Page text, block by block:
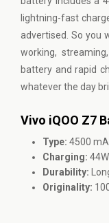
lightning-fast
advertised. So you
working,
battery and rapid
whatever the day
Vivo iQOO Z7
Type: 4500
Charging:
Durability:
Originality: